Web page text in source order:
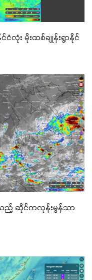
လုံး မိုးထစ်ချုန်းရွာနိုင်
သည့် ဆိုင်ကလုန်းမွန်သာ